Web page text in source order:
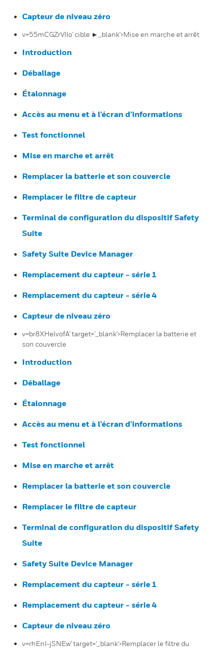
Capteur de niveau zéro
v=55mCGZrVIIo' cible ►_blank'>Mise en marche et arrêt
Introduction
Déballage
Étalonnage
Accès au menu et à l’écran d’informations
Test fonctionnel
Mise en marche et arrêt
Remplacer la batterie et son couvercle
Remplacer le filtre de capteur
Terminal de configuration du dispositif Safety
Suite
Safety Suite Device Manager
Remplacement du capteur - série 1
Remplacement du capteur - série 4
Capteur de niveau zéro
v=br8XHelvofA' target='_blank'>Remplacer la batterie et
son couvercle
Introduction
Déballage
Étalonnage
Accès au menu et à l’écran d’informations
Test fonctionnel
Mise en marche et arrêt
Remplacer la batterie et son couvercle
Remplacer le filtre de capteur
Terminal de configuration du dispositif Safety
Suite
Safety Suite Device Manager
Remplacement du capteur - série 1
Remplacement du capteur - série 4
Capteur de niveau zéro
v=rhEnI-jSNEw' target='_blank'>Remplacer le filtre du